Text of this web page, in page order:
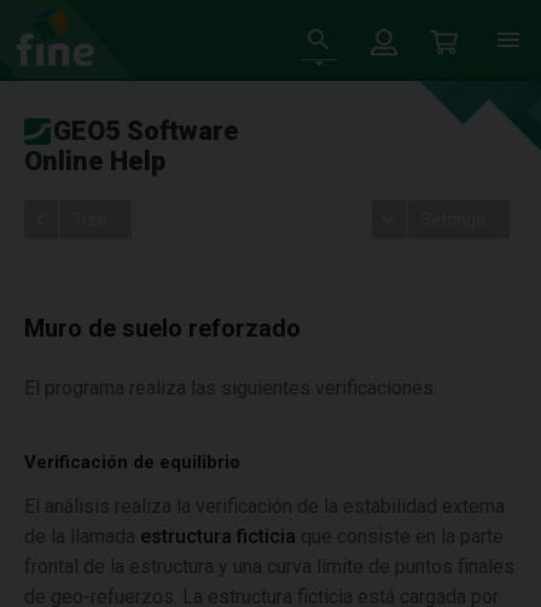
GEO5 Software
Online Help
Muro de suelo reforzado
El programa realiza las siguientes verificaciones:
Verificación de equilibrio
El análisis realiza la verificación de la estabilidad externa
de la llamada estructura ficticia que consiste en la parte
frontal de la estructura y una curva límite de puntos finales
de geo-refuerzos. La estructura ficticia está cargada por